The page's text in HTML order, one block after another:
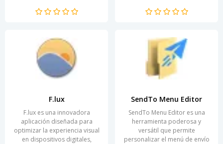
intuitiva y fácil de usar, esta...
el modo de...
F.lux
F.lux es una innovadora
aplicación diseñada para
optimizar la experiencia visual
en dispositivos digitales,
SendTo Menu Editor
SendTo Menu Editor es una
herramienta poderosa y
versátil que permite
personalizar el menú de envío